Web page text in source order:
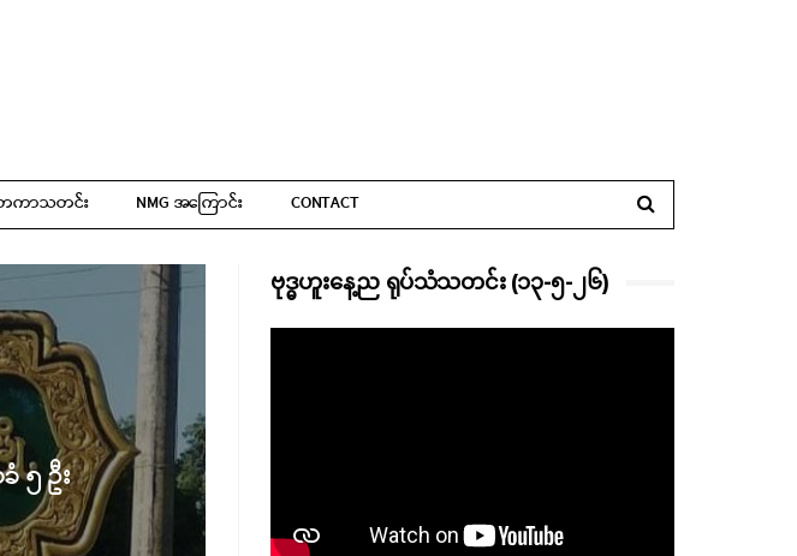
ကာသတင်း NMG အကြောင်း CONTACT
၅ ဦး
ဗုဒ္ဓဟူးနေ့ည ရုပ်သံသတင်း (၁၃-၅-၂၆)